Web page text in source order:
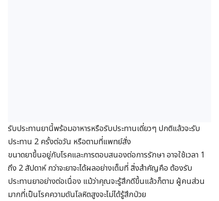
รับประทานยานี้พร้อมอาหารหรือรับประทานเดี่ยวๆ ปกติแล้วจะรับ
ประทาน 2 ครั้งต่อวัน หรือตามที่แพทย์สั่ง
ขนาดยาขึ้นอยู่กับโรคและการตอบสนองต่อการรักษา อาจใช้เวลา 1
ถึง 2 สัปดาห์ กว่าจะยาจะได้ผลอย่างเต็มที่ สิ่งสำคัญคือ ต้องรับ
ประทานยาอย่างต่อเนื่อง แม้ว่าคุณจะรู้สึกดีขึ้นแล้วก็ตาม ผู้คนส่วน
มากที่เป็นโรคความดันโลหิตสูงจะไม่ได้รู้สึกป่วย